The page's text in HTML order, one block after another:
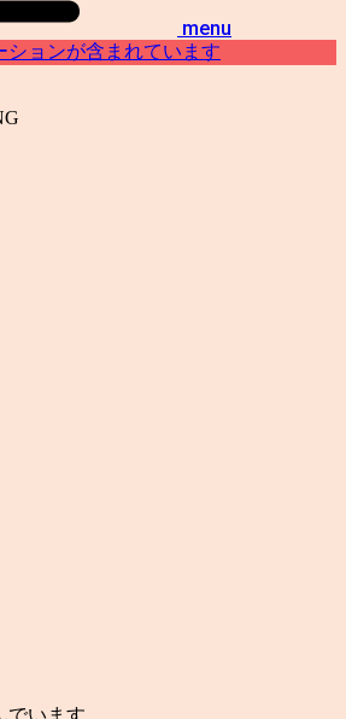
menu
ションが含まれています
でいます